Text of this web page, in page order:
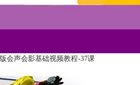
版会声会影基础视频教程-37课